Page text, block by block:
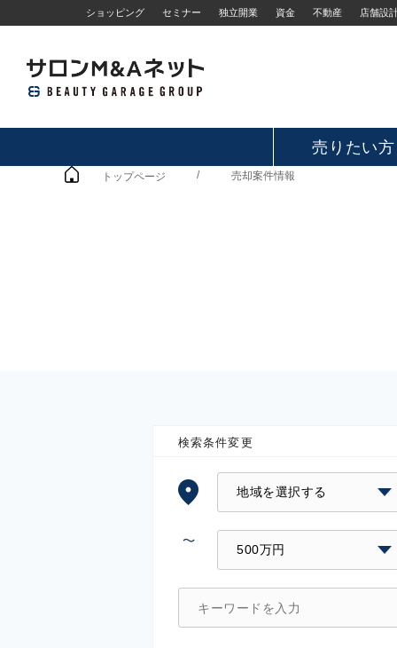
ショッピング セミナー 独立開業 資金 不動産 店舗設
売りたい方
トップページ / 売却案件情報
検索条件変更